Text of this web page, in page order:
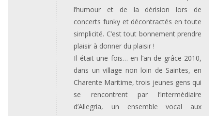
l’humour et de la dérision lors de
concerts funky et décontractés en toute
simplicité. C’est tout bonnement prendre
plaisir à donner du plaisir !
Il était une fois… en l’an de grâce 2010,
dans un village non loin de Saintes, en
Charente Maritime, trois jeunes gens qui
se rencontrent par l’intermédiaire
d’Allegria, un ensemble vocal aux